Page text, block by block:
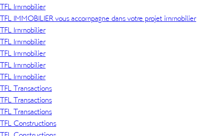
TFL Immobilier
TFL IMMOBILIER vous accompagne dans votre projet immobilier
TFL Immobilier
TFL Immobilier
TFL Immobilier
TFL Immobilier
TFL Immobilier
TFL Transactions
TFL Transactions
TFL Transactions
TFL Constructions